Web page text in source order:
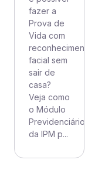
fazer a
Prova de
Vida com
reconhecimento
facial sem
sair de
casa?
Veja como
o Módulo
Previdenciário
da IPM p...